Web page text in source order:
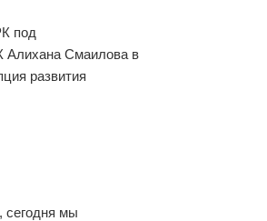
под
Алихана Смаилова в
развития
сегодня мы